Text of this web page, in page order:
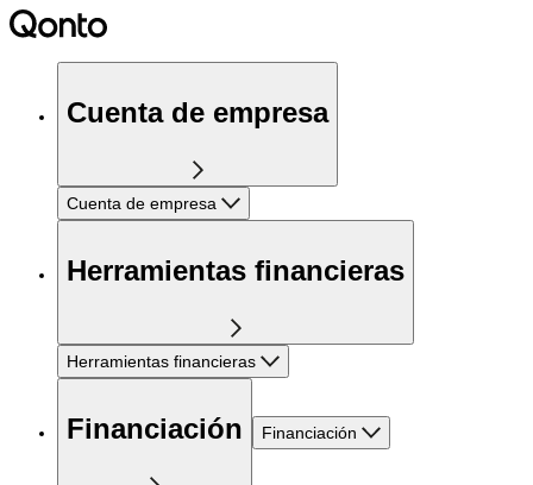
Cuenta de empresa
Cuenta de empresa
Herramientas financieras
Herramientas financieras
Financiación Financiación